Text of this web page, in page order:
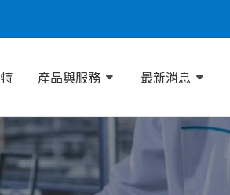
產品與服務 最新消息